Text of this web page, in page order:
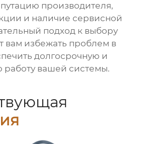
производителя,
и наличие сервисной
подход к выбору
вам избежать проблем в
долгосрочную и
вашей системы.